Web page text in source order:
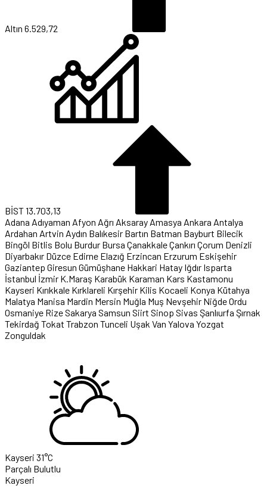
Altın 6.529,72
BİST13.703,13
Adana Adıyaman Afyon Ağrı Aksaray Amasya Ankara Antalya
Ardahan Artvin Aydın Balıkesir Bartın Batman Bayburt Bilecik
Bingöl Bitlis Bolu Burdur Bursa ÇanakkaleÇankırı Çorum Denizli
Diyarbakır Düzce Edirne Elazığ Erzincan Erzurum Eskişehir
Gaziantep Giresun Gümüşhane Hakkari Hatay Iğdır Isparta
İstanbul İzmir K.Maraş Karabük Karaman Kars Kastamonu
Kayseri Kırıkkale Kırklareli Kırşehir Kilis Kocaeli Konya Kütahya
Malatya Manisa Mardin Mersin Muğla Muş Nevşehir NiğdeOrdu
Osmaniye RizeSakarya Samsun Siirt Sinop Sivas Şanlıurfa Şırnak
Tekirdağ Tokat Trabzon Tunceli Uşak Van Yalova Yozgat
Zonguldak
Kayseri 31°C
Parçalı Bulutlu
Kayseri